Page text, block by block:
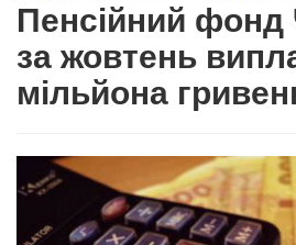
Пенсійний
за жовтень
мільйона